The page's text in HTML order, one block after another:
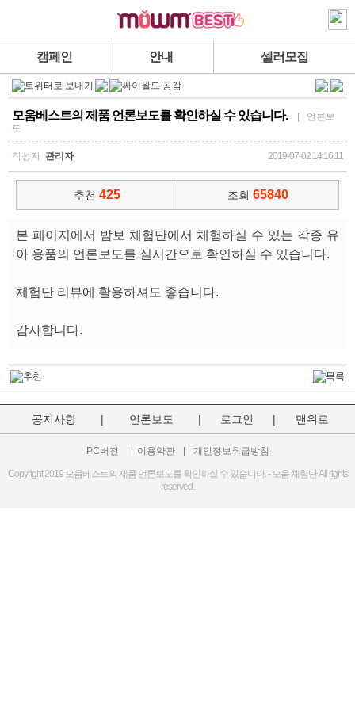
캠페인 안내 셀러모집
모움베스트의 제품 언론보도를 확인하실 수 있습니다.
| 언론보
도
작성자 관리자 2019-07-02 14:16:11
추천 425 조회 65840
본 페이지에서 밤보 체험단에서 체험하실 수 있는 각종 유
아 용품의 언론보도를 실시간으로 확인하실 수 있습니다.
체험단 리뷰에 활용하셔도 좋습니다.
감사합니다.
공지사항 | 언론보도 | 로그인 | 맨위로
PC버전 이용약관 개인정보취급방침
Copyright 2019 모움베스트의 제품 언론보도를 확인하실 수 있습니다. - 모움 체험단 All rights
reserved.